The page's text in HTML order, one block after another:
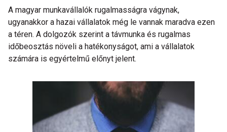
A magyar munkavállalók rugalmasságra vágynak,
ugyanakkor a hazai vállalatok még le vannak maradva ezen
a téren. A dolgozók szerint a távmunka és rugalmas
időbeosztás növeli a hatékonyságot, ami a vállalatok
számára is egyértelmű előnyt jelent.